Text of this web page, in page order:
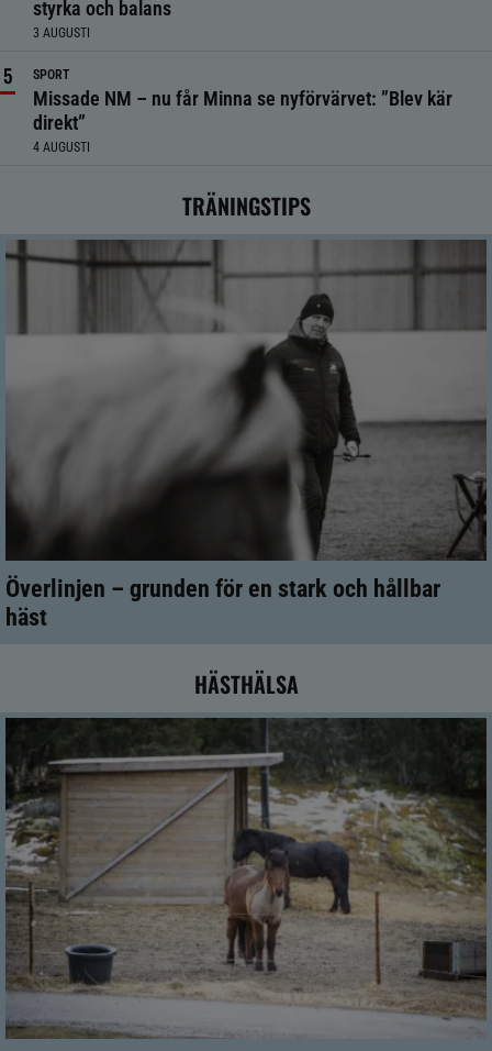
styrka och balans
3 AUGUSTI
SPORT
Missade NM – nu får Minna se nyförvärvet: ”Blev kär
direkt”
4 AUGUSTI
TRÄNINGSTIPS
Överlinjen – grunden för en stark och hållbar
häst
HÄSTHÄLSA